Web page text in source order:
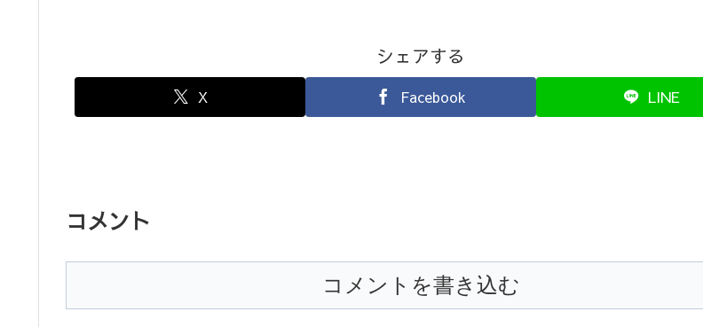
シェアする
X Facebook LINE
コメント
コメントを書き込む